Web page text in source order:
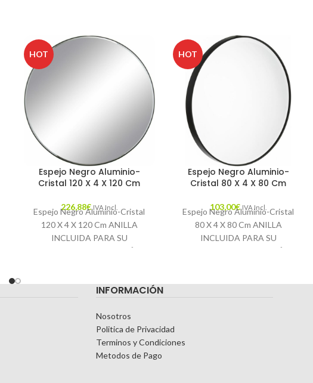
HOT
Espejo Negro Aluminio-
Cristal 120 X 4 X 120 Cm
226,88€ IVA Incl.
Espejo Negro Aluminio-Cristal
120 X 4 X 120 Cm ANILLA
INCLUIDA PARA SU
CORRECTA COLOCACIÓN.
MATERIAL:
HOT
Espejo Negro Aluminio-
Cristal 80 X 4 X 80 Cm
103,00€ IVA Incl.
Espejo Negro Aluminio-Cristal
80 X 4 X 80 Cm ANILLA
INCLUIDA PARA SU
CORRECTA COLOCACIÓN.
INFORMACIÓN
Nosotros
Politica de Privacidad
Terminos y Condiciones
Metodos de Pago